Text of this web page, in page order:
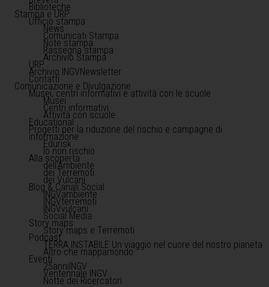
Biblioteche
Stampa e URP
Ufficio stampa
News
Comunicati Stampa
Note stampa
Rassegna stampa
Archivio Stampa
URP
Archivio INGVNewsletter
Contatti
Comunicazione e Divulgazione
Musei, centri informativi e attività con le scuole
Musei
Centri informativi
Attività con scuole
Educational
Progetti per la riduzione del rischio e campagne di
informazione
Edurisk
Io non rischio
Alla scoperta
dell'Ambiente
dei Terremoti
dei Vulcani
Blog & Canali Social
INGVambiente
INGVterremoti
INGVvulcani
Social Media
Story maps
Story maps e Terremoti
Podcast
TERRA INSTABILE Un viaggio nel cuore del nostro pianeta
Altro che mappamondo
Eventi
25anniINGV
Ventennale INGV
Notte dei Ricercatori